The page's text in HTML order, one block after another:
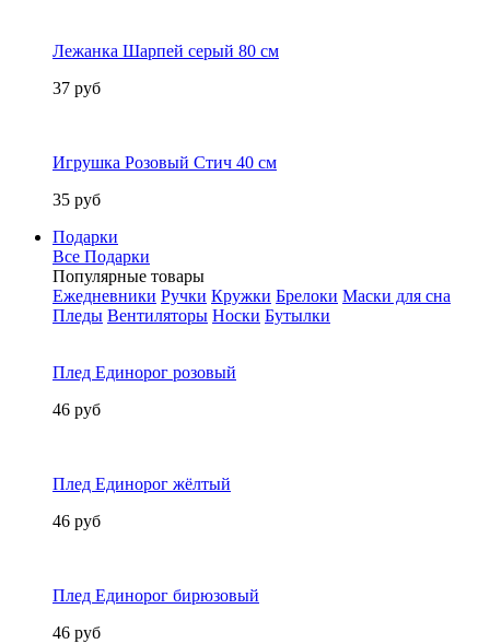
Лежанка Шарпей серый 80 см
37 руб
Игрушка Розовый Стич 40 см
35 руб
Подарки
Все Подарки
Популярные товары
Ежедневники Ручки Кружки Брелоки Маски для сна
Пледы Вентиляторы Носки Бутылки
Плед Единорог розовый
46 руб
Плед Единорог жёлтый
46 руб
Плед Единорог бирюзовый
46 руб